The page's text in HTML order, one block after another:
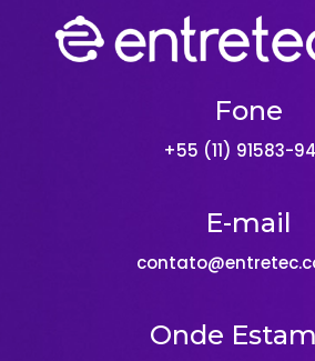
Fone
+55 (11) 91583-
E-mail
Onde